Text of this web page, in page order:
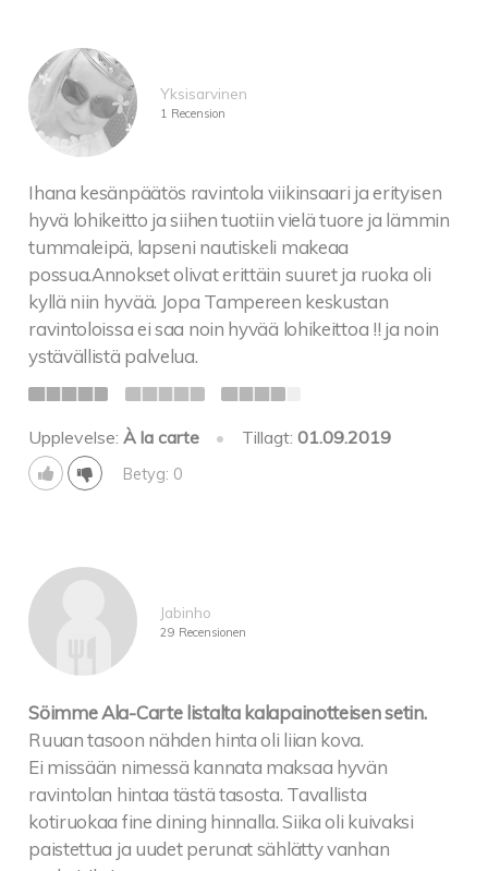
Yksisarvinen
1 Recension
Ihana kesänpäätös ravintola viikinsaari ja erityisen
hyvä lohikeitto ja siihen tuotiin vielä tuore ja lämmin
tummaleipä, lapseni nautiskeli makeaa
possua.Annokset olivat erittäin suuret ja ruoka oli
kyllä niin hyvää. Jopa Tampereen keskustan
ravintoloissa ei saa noin hyvää lohikeittoa !! ja noin
ystävällistä palvelua.
Upplevelse:À la carte • Tillagt: 01.09.2019
Betyg: 0
Jabinho
29 Recensionen
Söimme Ala-Carte listalta kalapainotteisen setin.
Ruuan tasoon nähden hinta oli liian kova.
Ei missään nimessä kannata maksaa hyvän
ravintolan hintaa tästä tasosta. Tavallista
kotiruokaa fine dining hinnalla. Siika oli kuivaksi
paistettua ja uudet perunat sählätty vanhan